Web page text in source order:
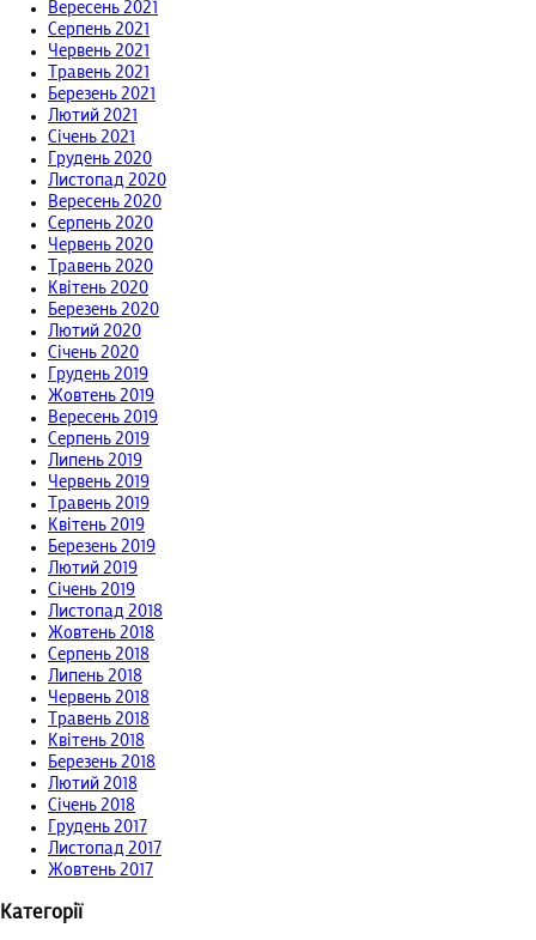
Вересень 2021
Серпень 2021
Червень 2021
Травень 2021
Березень 2021
Лютий 2021
Січень 2021
Грудень 2020
Листопад 2020
Вересень 2020
Серпень 2020
Червень 2020
Травень 2020
Квітень 2020
Березень 2020
Лютий 2020
Січень 2020
Грудень 2019
Жовтень 2019
Вересень 2019
Серпень 2019
Липень 2019
Червень 2019
Травень 2019
Квітень 2019
Березень 2019
Лютий 2019
Січень 2019
Листопад 2018
Жовтень 2018
Серпень 2018
Липень 2018
Червень 2018
Травень 2018
Квітень 2018
Березень 2018
Лютий 2018
Січень 2018
Грудень 2017
Листопад 2017
Жовтень 2017
Категорії